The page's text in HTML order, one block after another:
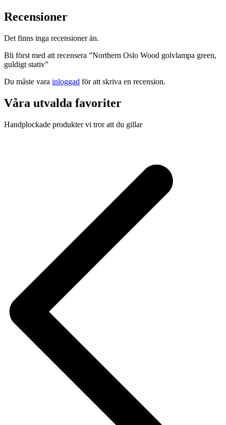
Recensioner
Det finns inga recensioner än.
Bli först med att recensera ”Northern Oslo Wood golvlampa green,
guldigt stativ”
Du måste vara inloggad för att skriva en recension.
Våra utvalda favoriter
Handplockade produkter vi tror att du gillar